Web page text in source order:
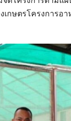
กษตรโครงการ